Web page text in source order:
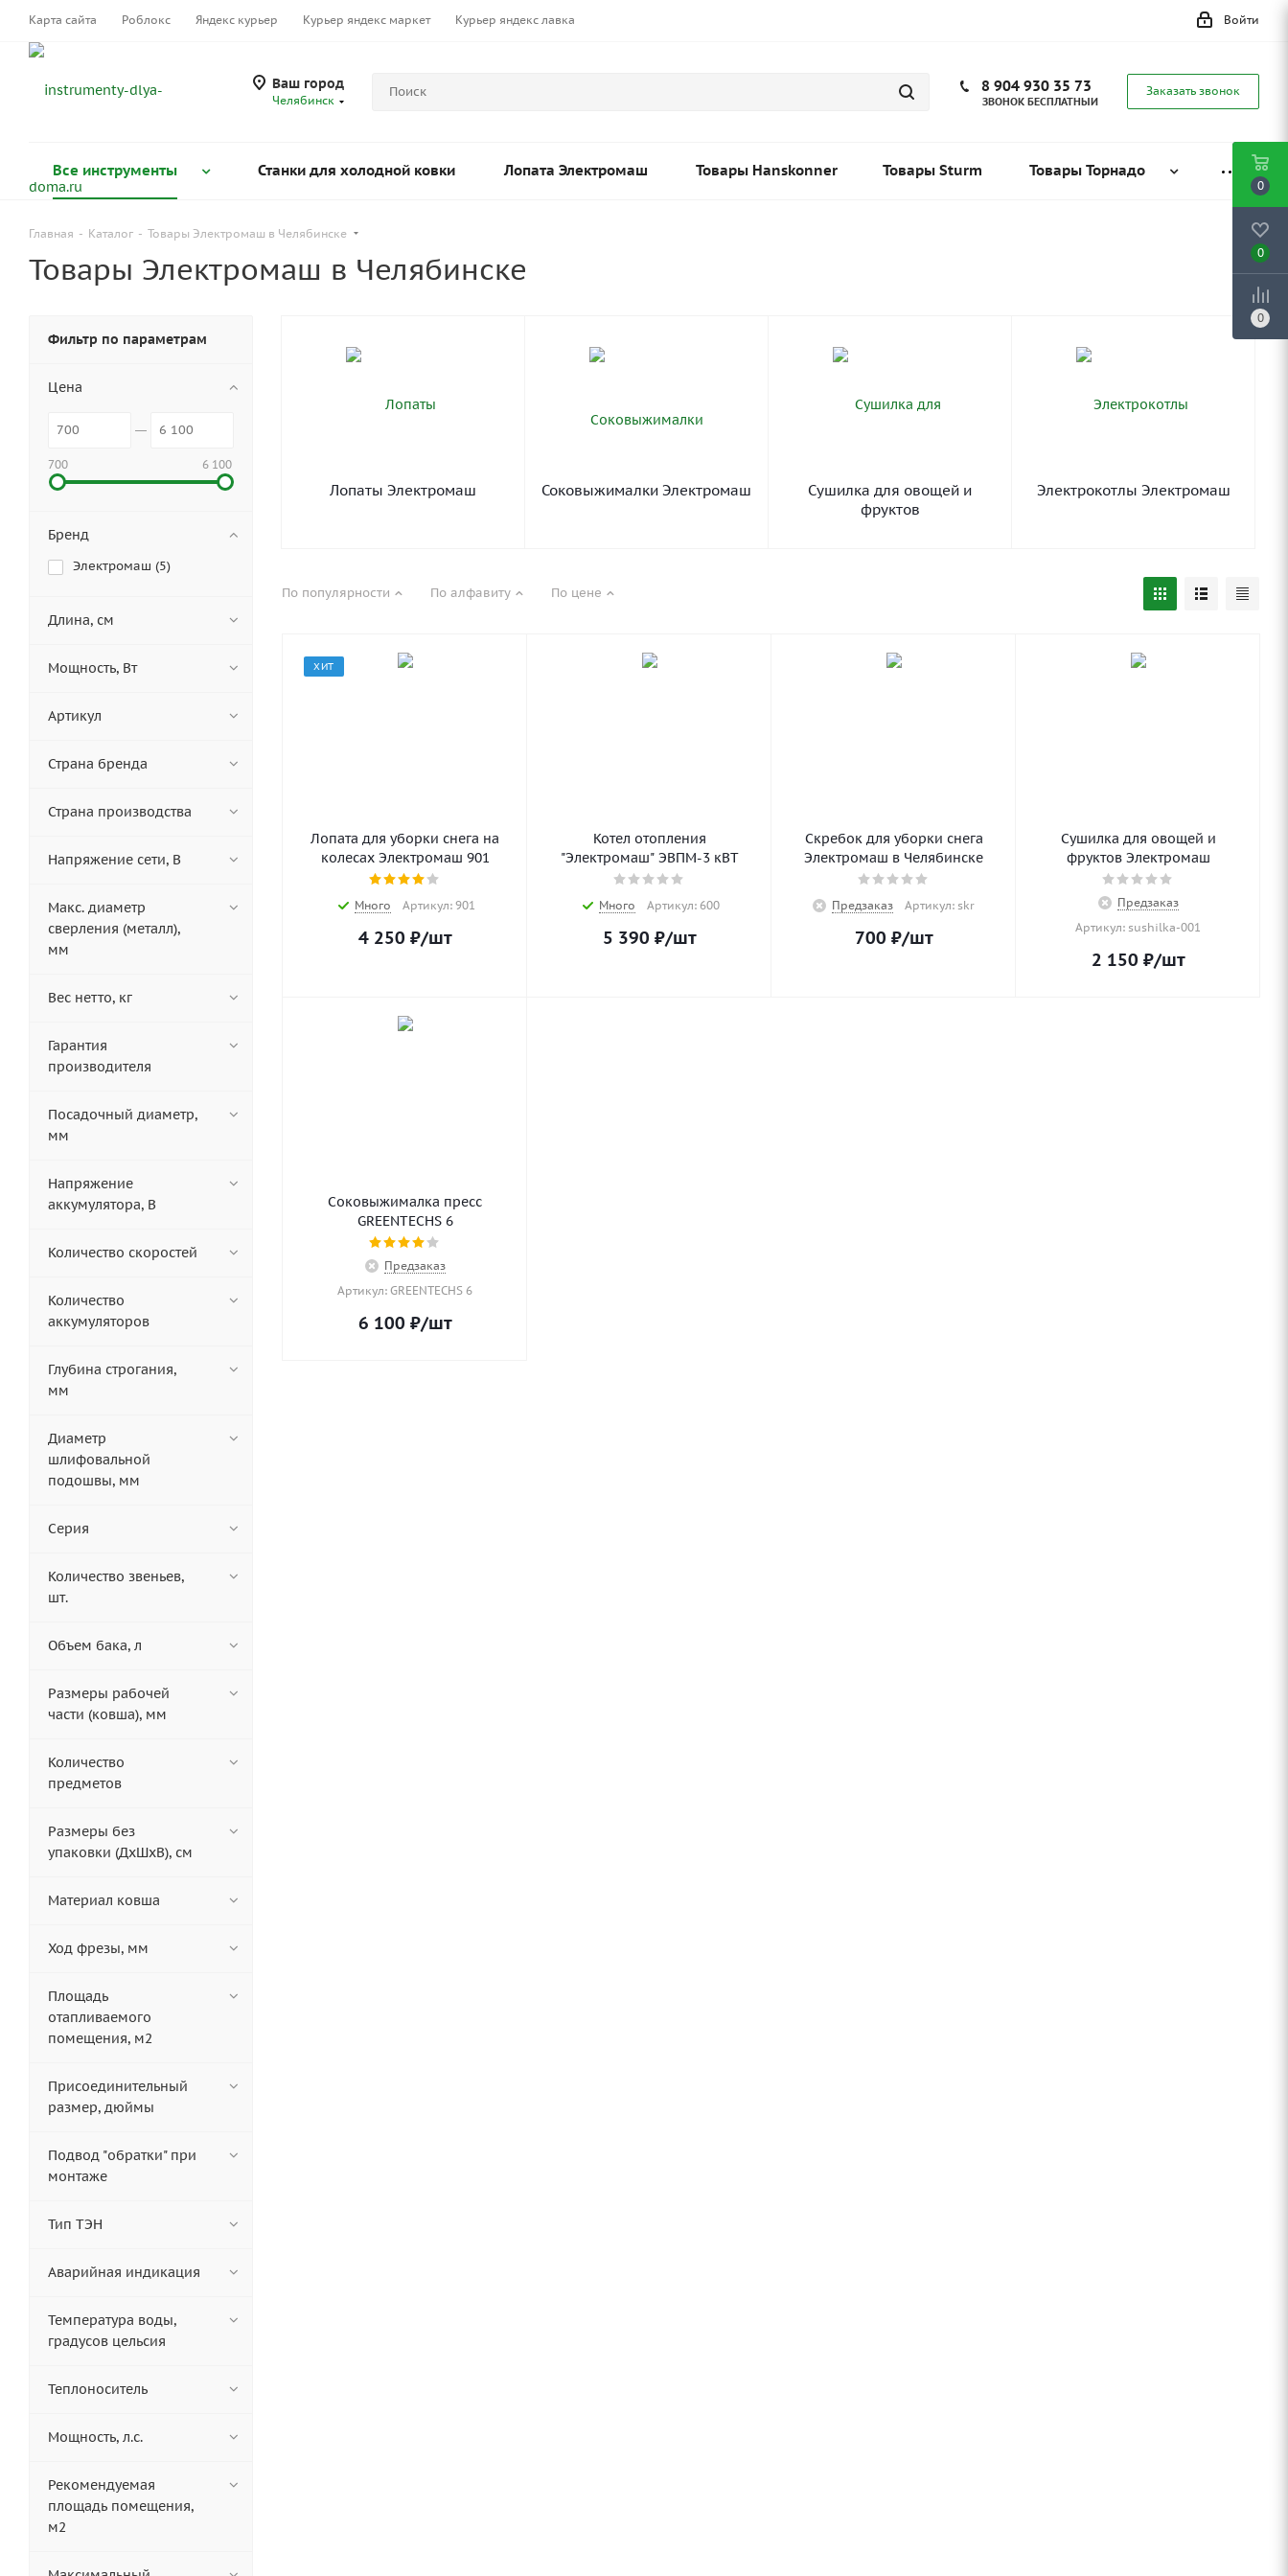
Карта сайта Роблокс Яндекс курьер Курьер яндекс маркет Курьер яндекс лавка Войти
Ваш город
Челябинск
8 904 930 35 73
ЗВОНОК БЕСПЛАТНЫЙ
Заказать звонок
Все инструменты Станки для холодной ковки Лопата Электромаш Товары Hanskonner Товары Sturm Товары Торнадо
Главная - Каталог - Товары Электромаш в Челябинске
Товары Электромаш в Челябинске
Лопаты Электромаш Соковыжималки Электромаш
Сушилка для овощей и
фруктов
Электрокотлы Электромаш
По популярности По алфавиту По цене
ХИТ
Лопата для уборки снега на
колесах Электромаш 901
Много Артикул: 901
4 250 ₽/шт
Котел отопления
"Электромаш" ЭВПМ-3 кВТ
Много Артикул: 600
5 390 ₽/шт
Скребок для уборки снега
Электромаш в Челябинске
Предзаказ Артикул: skr
700 ₽/шт
Сушилка для овощей и
фруктов Электромаш
Предзаказ
Артикул: sushilka-001
2 150 ₽/шт
Соковыжималка пресс
GREENTECHS 6
Предзаказ
Артикул: GREENTECHS 6
6 100 ₽/шт
Фильтр по параметрам
Цена
700 6 100
Бренд
Электромаш (5)
Длина, см
Мощность, Вт
Артикул
Страна бренда
Страна производства
Напряжение сети, В
Макс. диаметр
сверления (металл),
мм
Вес нетто, кг
Гарантия
производителя
Посадочный диаметр,
мм
Напряжение
аккумулятора, В
Количество скоростей
Количество
аккумуляторов
Глубина строгания,
мм
Диаметр
шлифовальной
подошвы, мм
Серия
Количество звеньев,
шт.
Объем бака, л
Размеры рабочей
части (ковша), мм
Количество
предметов
Размеры без
упаковки (ДxШxВ), см
Материал ковша
Ход фрезы, мм
Площадь
отапливаемого
помещения, м2
Присоединительный
размер, дюймы
Подвод "обратки" при
монтаже
Тип ТЭН
Аварийная индикация
Температура воды,
градусов цельсия
Теплоноситель
Мощность, л.с.
Рекомендуемая
площадь помещения,
м2
0
0
0